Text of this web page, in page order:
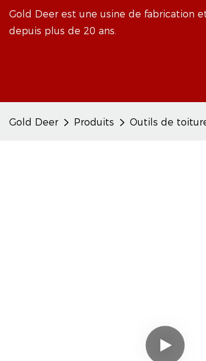
Gold Deer est une usine de fabrication
depuis plus de 20 ans.
Gold Deer Produits Outils de